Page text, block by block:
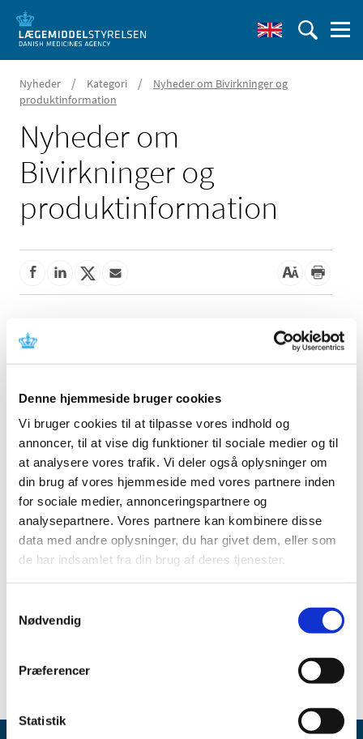
Denne hjemmeside bruger cookies
Vi bruger cookies til at tilpasse vores indhold og
annoncer, til at vise dig funktioner til sociale medier og til
at analysere vores trafik. Vi deler også oplysninger om
din brug af vores hjemmeside med vores partnere inden
for sociale medier, annonceringspartnere og
analysepartnere. Vores partnere kan kombinere disse
data med andre oplysninger, du har givet dem, eller som
de har indsamlet fra din brug af deres tjenester.
Nødvendig
Præferencer
Statistik
Nyheder / Kategori /
Nyheder om Bivirkninger og
produktinformation
Nyheder om
Bivirkninger og
produktinformation
Alle (162)
2026 (5)
2025 (8)
2024 (11)
2023 (7)
2022 (2)
2020 (32)
2019 (12)
2018 (25)
2016 (19)